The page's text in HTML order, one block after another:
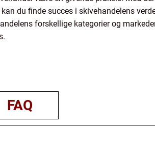
du finde succes i skivehandelens
forskellige kategorier og
FAQ